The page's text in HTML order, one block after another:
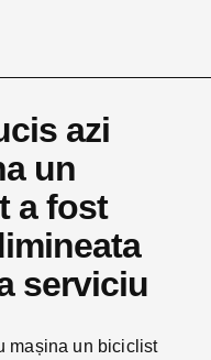
azi
un
a fost
serviciu
mașina un biciclist